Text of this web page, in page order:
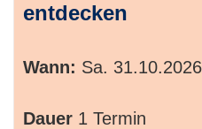
entdecken
Wann: Sa.
Dauer 1 Termin